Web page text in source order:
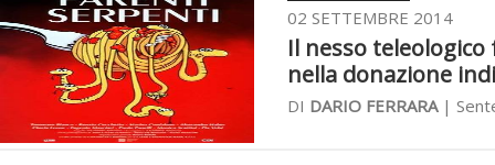
02 SETTEMBRE 2014
Il nesso
nella donazione
DI DARIO FERRARA|